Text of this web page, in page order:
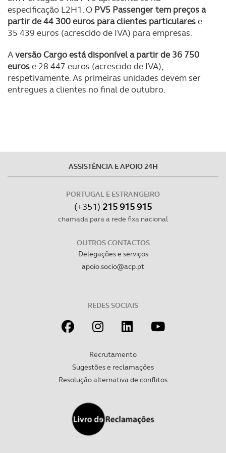
especificação L2H1. O PV5 Passenger tem preços a
partir de 44 300 euros para clientes particularese
35 439 euros (acrescido de IVA) para empresas.
Aversão Cargo está disponível a partir de 36 750
eurose 28 447 euros (acrescido de IVA),
respetivamente. As primeiras unidades devem ser
entregues a clientes no final de outubro.
ASSISTÊNCIA E APOIO 24H
PORTUGAL E ESTRANGEIRO
(+351) 215 915 915
chamada para a rede fixa nacional
OUTROS CONTACTOS
Delegações e serviços
apoio.socio@acp.pt
REDES SOCIAIS
Recrutamento
Sugestões e reclamações
Resolução alternativa de conflitos